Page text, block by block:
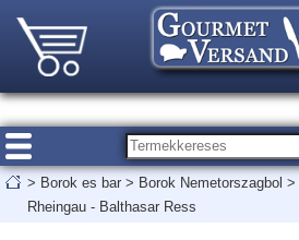
> Borok es bar > Borok Nemetorszagbol >
Rheingau - Balthasar Ress